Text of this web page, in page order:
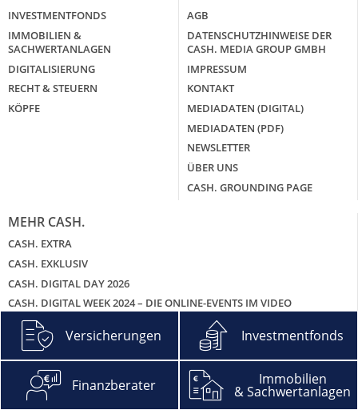
INVESTMENTFONDS
IMMOBILIEN &
SACHWERTANLAGEN
DIGITALISIERUNG
RECHT & STEUERN
KÖPFE
AGB
DATENSCHUTZHINWEISE DER
CASH. MEDIA GROUP GMBH
IMPRESSUM
KONTAKT
MEDIADATEN (DIGITAL)
MEDIADATEN (PDF)
NEWSLETTER
ÜBER UNS
CASH. GROUNDING PAGE
MEHR CASH.
CASH. EXTRA
CASH. EXKLUSIV
CASH. DIGITAL DAY 2026
CASH. DIGITAL WEEK 2024 – DIE ONLINE-EVENTS IM VIDEO
CASH. GALA
CASH. BRANCHENGIPFEL SACHWERTANLAGEN
CASH. HITLISTEN
CASH. PODCAST – DIE ZWEI UND DEIN GELD
Versicherungen Investmentfonds
Finanzberater Immobilien
& Sachwertanlagen